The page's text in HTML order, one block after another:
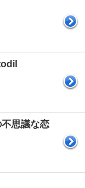
思議な恋